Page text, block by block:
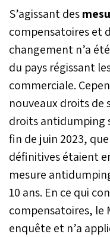
S’agissant des
compensatoires et
changement n’a
du pays régissant
commerciale.
nouveaux droits de
droits antidumping
fin de juin 2023,
définitives étaient
mesure
10 ans. En ce qui
compensatoires, le
enquête et n’a